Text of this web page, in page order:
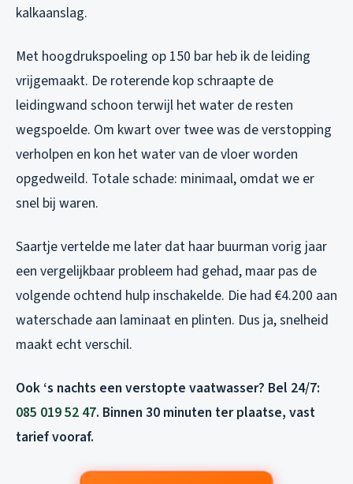
kalkaanslag.
Met hoogdrukspoeling op 150 bar heb ik de leiding
vrijgemaakt. De roterende kop schraapte de
leidingwand schoon terwijl het water de resten
wegspoelde. Om kwart over twee was de verstopping
verholpen en kon het water van de vloer worden
opgedweild. Totale schade: minimaal, omdat we er
snel bij waren.
Saartje vertelde me later dat haar buurman vorig jaar
een vergelijkbaar probleem had gehad, maar pas de
volgende ochtend hulp inschakelde. Die had €4.200 aan
waterschade aan laminaat en plinten. Dus ja, snelheid
maakt echt verschil.
Ook ‘s nachts een verstopte vaatwasser? Bel 24/7:
085 019 52 47. Binnen 30 minuten ter plaatse, vast
tarief vooraf.